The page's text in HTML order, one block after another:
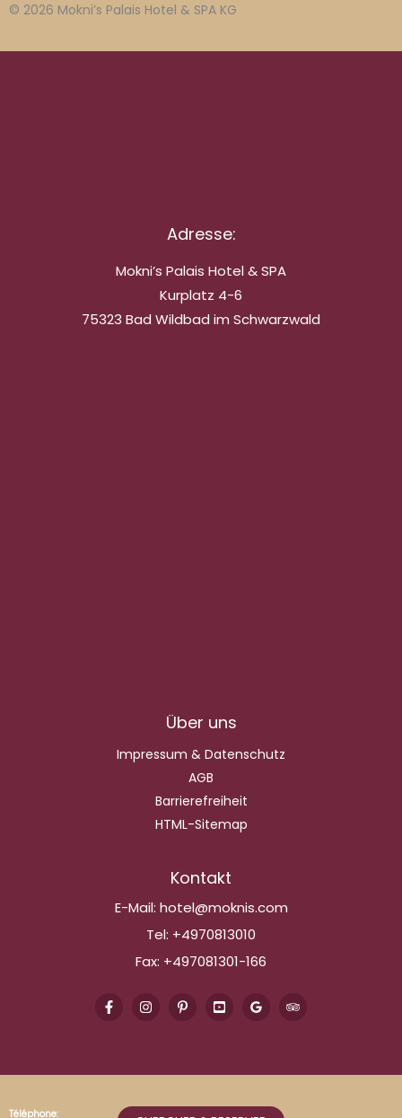
© 2026 Mokni’s Palais Hotel & SPA KG
Adresse:
Mokni’s Palais Hotel & SPA
Kurplatz 4-6
75323 Bad Wildbad im Schwarzwald
Über uns
Impressum & Datenschutz
AGB
Barrierefreiheit
HTML-Sitemap
Kontakt
E-Mail: hotel@moknis.com
Tel: +4970813010
Fax: +497081301-166
Téléphone: